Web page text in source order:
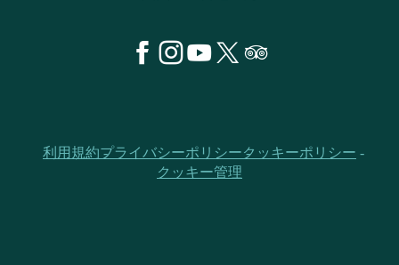
利用規約プライバシーポリシークッキーポリシー
クッキー管理